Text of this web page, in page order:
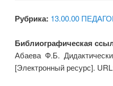
Рубрика: 13.00.00
Библиографическая
Абаева Ф.Б.
[Электронный ресурс].